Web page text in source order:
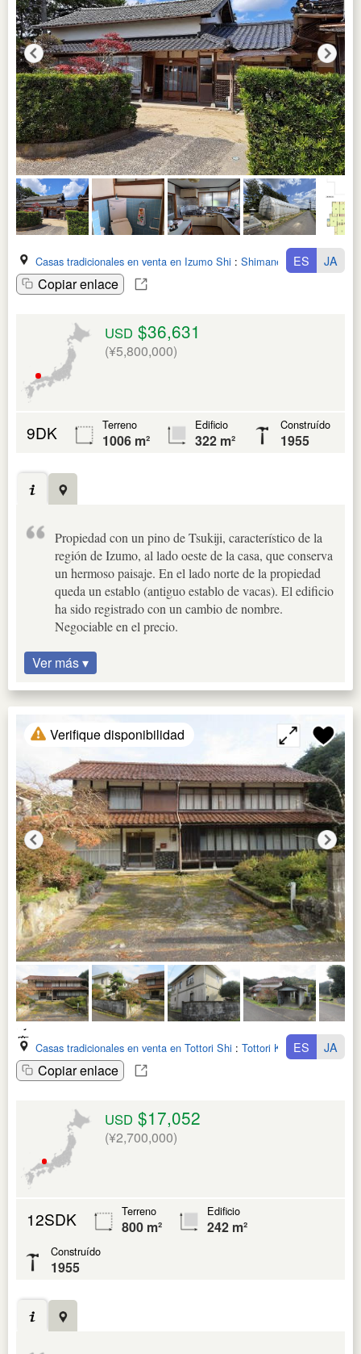
Casas tradicionales en venta en Izumo Shi : Shimane Ken
Copiar enlace
ES JA
USD $36,631
(¥5,800,000)
9DK Terreno
1006 m²
Edificio
322 m²
Construído
1955
Propiedad con un pino de Tsukiji, característico de la
región de Izumo, al lado oeste de la casa, que conserva
un hermoso paisaje. En el lado norte de la propiedad
queda un establo (antiguo establo de vacas). El edificio
ha sido registrado con un cambio de nombre.
Negociable en el precio.
Ver más ▾
Verifique disponibilidad
Casas tradicionales en venta en Tottori Shi : Tottori Ken
Copiar enlace
ES JA
USD $17,052
(¥2,700,000)
12SDK Terreno
800 m²
Edificio
242 m²
Construído
1955